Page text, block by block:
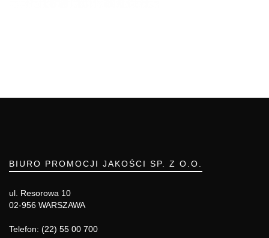
BIURO PROMOCJI JAKOŚCI SP. Z O.O.
ul. Resorowa 10
02-956 WARSZAWA
Telefon: (22) 55 00 700